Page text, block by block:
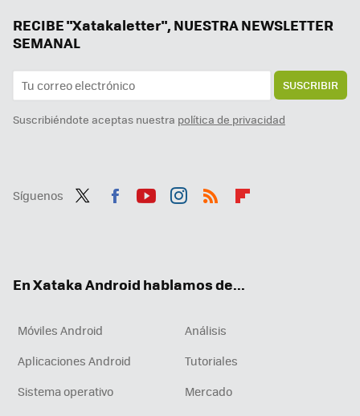
RECIBE "Xatakaletter", NUESTRA NEWSLETTER
SEMANAL
SUSCRIBIR
Suscribiéndote aceptas nuestra política de privacidad
Síguenos
En Xataka Android hablamos de...
Móviles Android
Análisis
Aplicaciones Android
Tutoriales
Sistema operativo
Mercado